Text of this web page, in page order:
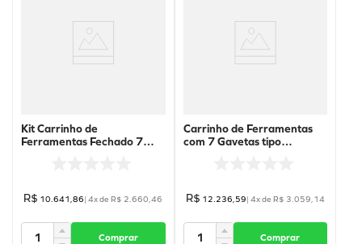
Kit Carrinho de
Ferramentas Fechado 7
R$ 10.641,86 |4x de R$ 2.660,46
Comprar
Carrinho de Ferramentas
com 7 Gavetas tipo
R$ 12.236,59 4x de R$ 3.059,14
Comprar